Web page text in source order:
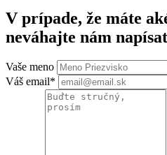
V prípade, že máte
neváhajte nám
Vaše meno
Váš email*